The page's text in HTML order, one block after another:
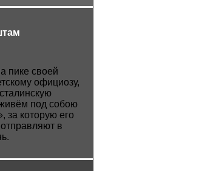
пике своей
официозу,
под собою
за которую его
в